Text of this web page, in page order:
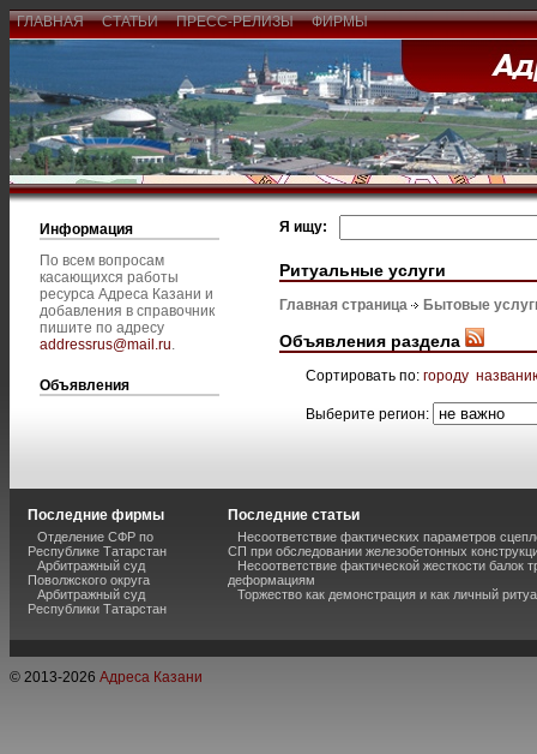
ГЛАВНАЯ СТАТЬИ ПРЕСС-РЕЛИЗЫ ФИРМЫ
Информация
По всем вопросам
касающихся работы
ресурса Адреса Казани и
добавления в справочник
пишите по адресу
addressrus@mail.ru.
Объявления
Я ищу:
Ритуальные услуги
Главная страница Бытовые
Объявления раздела
Сортировать по: городу
Выберите регион:
Последние фирмы
Отделение СФР по
Республике Татарстан
Арбитражный суд
Поволжского округа
Арбитражный суд
Республики Татарстан
Последние статьи
Несоответствие фактических параметров
СП при обследовании железобетонных
Несоответствие фактической жесткости
деформациям
Торжество как демонстрация и как личный
© 2013-2026 Адреса Казани